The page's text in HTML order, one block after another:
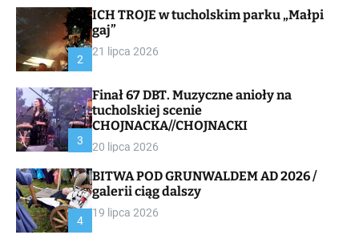
e
2
ICH TROJE w tucholskim parku „Małpi
gaj”
21 lipca 2026
3
Finał 67 DBT. Muzyczne anioły na
tucholskiej scenie
CHOJNACKA//CHOJNACKI
20 lipca 2026
4
BITWA POD GRUNWALDEM AD 2026 /
galerii ciąg dalszy
19 lipca 2026